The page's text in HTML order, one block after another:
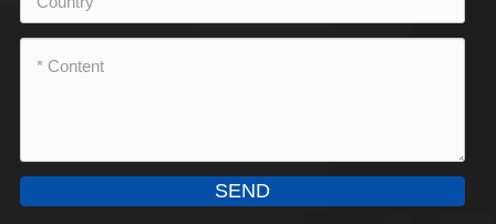
SEND